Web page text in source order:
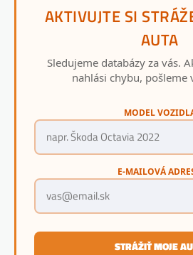
AKTIVUJTE SI
AUTA
Sledujeme databázy za vás.
nahlási chybu, pošleme
MODEL
E-MAILOVÁ
STRÁŽIŤ MOJE